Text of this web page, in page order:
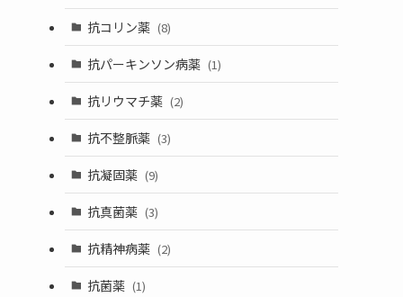
抗コリン薬 (8)
抗パーキンソン病薬 (1)
抗リウマチ薬 (2)
抗不整脈薬 (3)
抗凝固薬 (9)
抗真菌薬 (3)
抗精神病薬 (2)
抗菌薬 (1)